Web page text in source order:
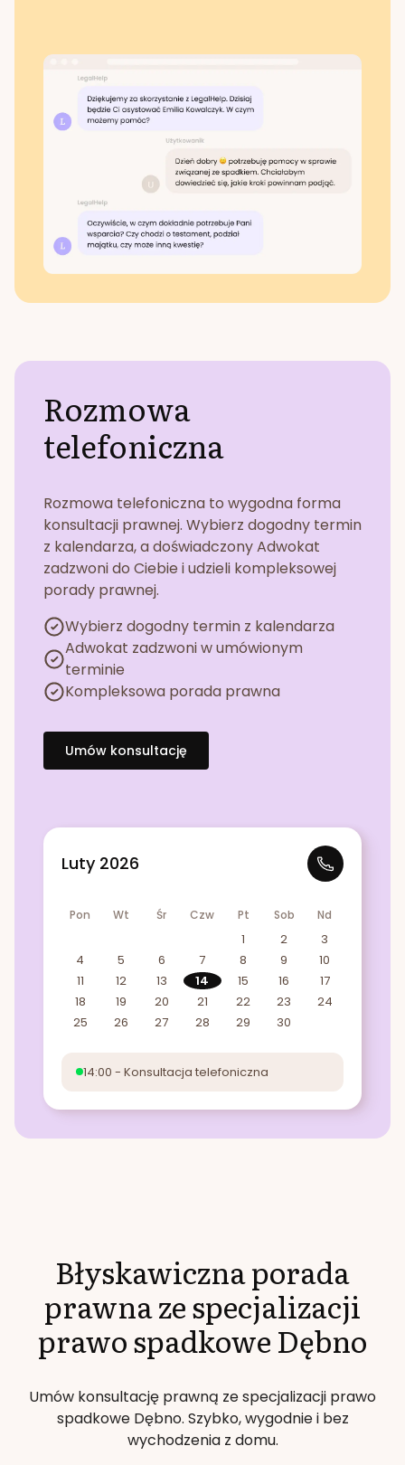
Rozmowa
telefoniczna
Rozmowa telefoniczna to wygodna forma
konsultacji prawnej. Wybierz dogodny termin
z kalendarza, a doświadczony Adwokat
zadzwoni do Ciebie i udzieli kompleksowej
porady prawnej.
Wybierz dogodny termin z kalendarza
Adwokat zadzwoni w umówionym
terminie
Kompleksowa porada prawna
Umów konsultację
Luty 2026
Pon Wt Śr Czw Pt Sob Nd
1 2
3
4
5 6 7 8 9
10
11
12 13 14 15 16
17
18
19 20 21 22 23
24
25
26 27 28 29 30
14:00 - Konsultacja telefoniczna
Błyskawiczna porada
prawna ze specjalizacji
prawo spadkoweDębno
Umów konsultację prawną ze specjalizacji prawo
spadkoweDębno. Szybko, wygodnie i bez
wychodzenia z domu.